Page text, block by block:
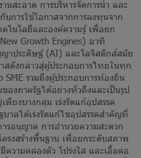
นสะอาด การบริหารจัดการน้ำ และ
การใช้โอกาสจากการลงทุนจาก
โนโลยีและองค์ความรู้ เพื่อยก
Growth Engines) อาทิ
าประดิษฐ์ (AI) และโลจิสติกส์สมัย
สดังกล่าวสู่ผู้ประกอบการไทยในทุก
SME รวมถึงผู้ประกอบการท้องถิ่น
องภาครัฐได้อย่างทั่วถึงและเป็นรูป
พียงบางกลุ่ม เร่งรัดแก้อุปสรรค
าลได้เร่งรัดแก้ไขอุปสรรคสำคัญที่
อนุญาต การอำนวยความสะดวก
รงสร้างพื้นฐาน เพื่อยกระดับสภาพ
วามคล่องตัว โปร่งใส และเอื้อต่อ